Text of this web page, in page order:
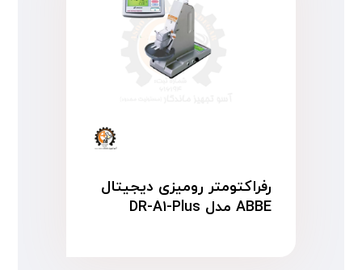
رفراکتومتر رومیزی دیجیتال
ABBE مدل DR-A۱-Plus